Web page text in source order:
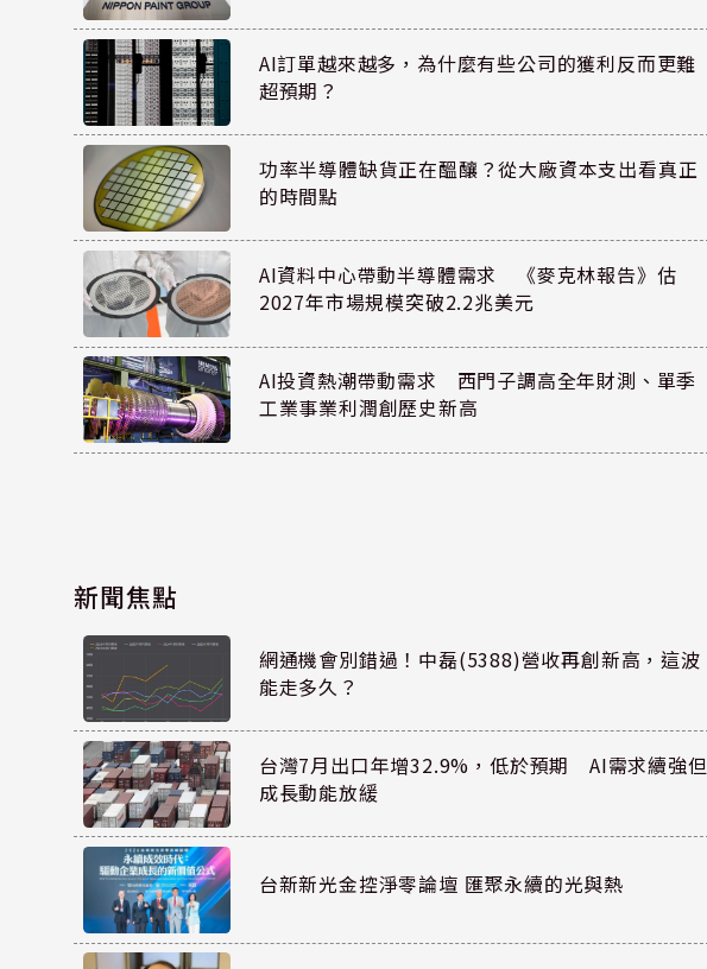
AI訂單越來越多，為什麼有些公司的獲利反而更難
超預期？
功率半導體缺貨正在醞釀？從大廠資本支出看真正
的時間點
AI資料中心帶動半導體需求 《麥克林報告》估
2027年市場規模突破2.2兆美元
AI投資熱潮帶動需求 西門子調高全年財測、單季
工業事業利潤創歷史新高
新聞焦點
網通機會別錯過！中磊(5388)營收再創新高，這波
能走多久？
台灣7月出口年增32.9%，低於預期 AI需求續強但
成長動能放緩
台新新光金控淨零論壇 匯聚永續的光與熱